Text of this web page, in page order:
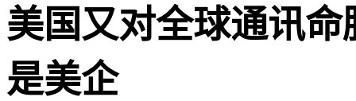
美国又对全球通讯
是美企